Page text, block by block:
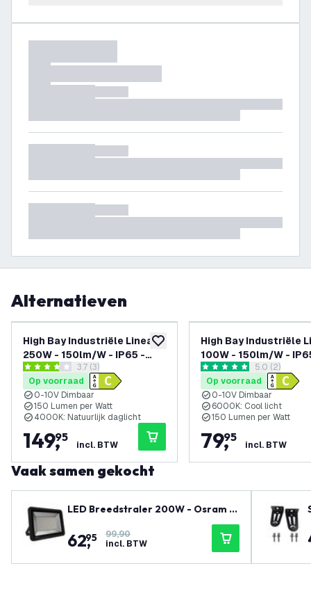
Alternatieven
toevoegen aan verlanglijst
High Bay Industriële Lineair
250W - 150lm/W - IP65 -
4000K - Dimbaar -
Magazijnverlichting - 5 Jaar
Garantie
reviews drawer openen
3.7 score sterren3.7 (3)
Op voorraad
0-10V Dimbaar
150 Lumen per Watt
4000K: Natuurlijk daglicht
149,
95
incl. BTW
High Bay Industriële
100W - 150lm/W -
6000K - Dimbaar -
Magazijnverlichting
Garantie
reviews
5 score sterren5.0 (2)
Op voorraad
0-10V Dimbaar
6000K: Cool licht
150 Lumen per Watt
79,
95
incl. BTW
Vaak samen gekocht
LED Breedstraler 200W - Osram L
ED Chips - 24000 Lumen - 6500K -
Quick Connector - 5 Jaar garantie
62,
95
99,90
incl. BTW